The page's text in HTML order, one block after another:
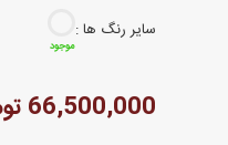
سایر رنگ ها :
موجود
66,500,000 تومان